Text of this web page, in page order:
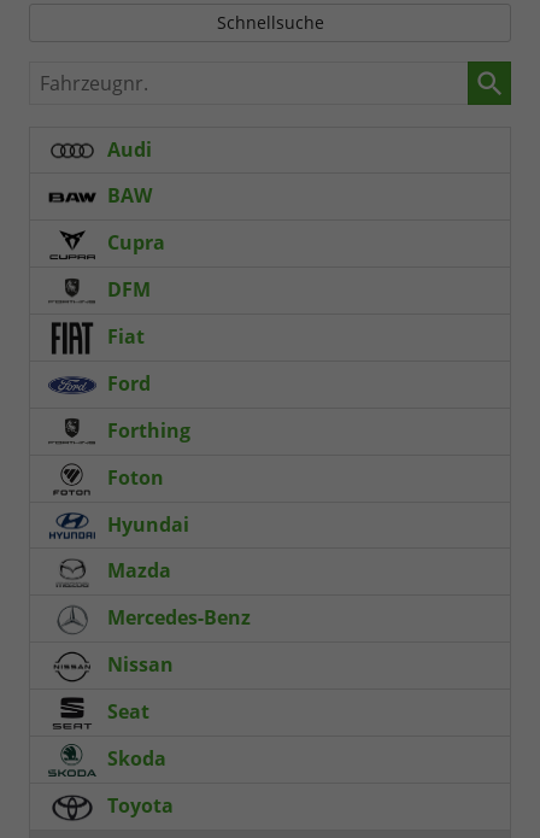
Schnellsuche
Fahrzeugnr.
Audi
BAW
Cupra
DFM
Fiat
Ford
Forthing
Foton
Hyundai
Mazda
Mercedes-Benz
Nissan
Seat
Skoda
Toyota